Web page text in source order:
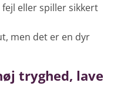
eller spiller sikkert
men det er en dyr
tryghed, lave